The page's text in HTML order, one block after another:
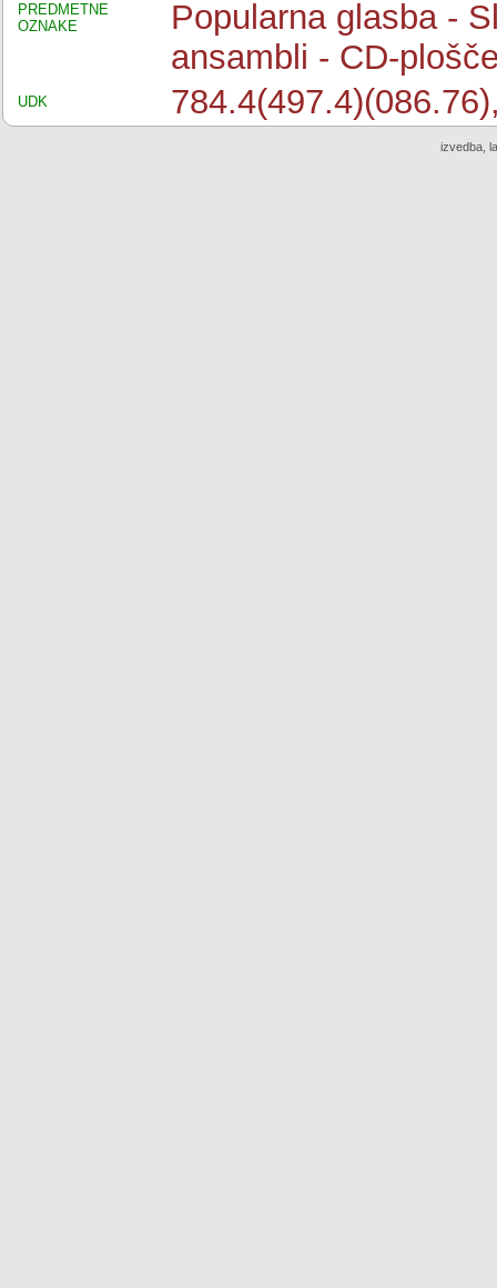
PREDMETNE
OZNAKE
Popularna glasba -
ansambli - CD-
UDK
izvedba,